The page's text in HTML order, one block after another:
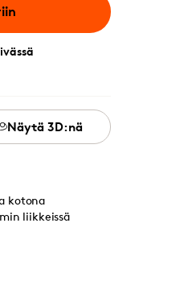
Näytä 3D:nä
kotona
liikkeissä